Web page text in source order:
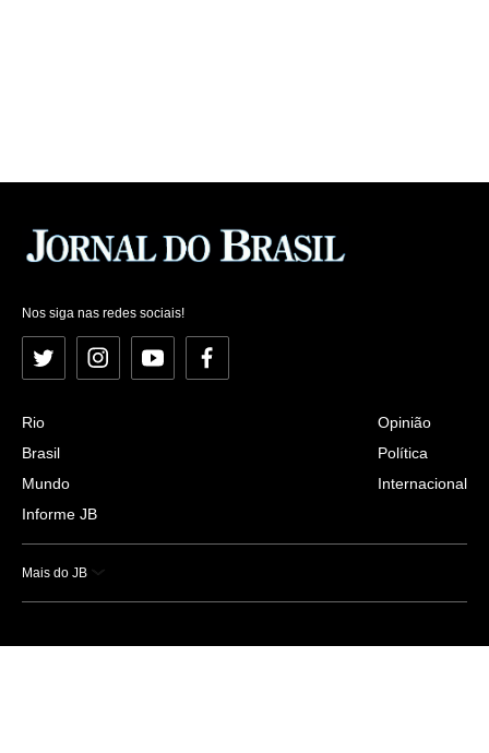
Nos siga nas redes sociais!
Twitter InstagramYouTubeFacebook
Rio
Brasil
Mundo
Informe JB
Opinião
Política
Internacional
Mais do JB
Esportes